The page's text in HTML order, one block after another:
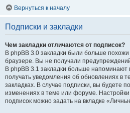
Вернуться к началу
Подписки и закладки
Чем закладки отличаются от подписок?
В phpBB 3.0 закладки были больше
браузере. Вы не получали
В phpBB 3.1 закладки больше
получать уведомления об обновлениях в
закладках. В случае подписки, вы будете
изменениях в теме или форуме.
подписок можно задать на вкладке